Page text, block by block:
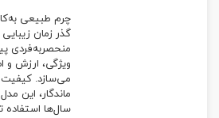
چرم طبیعی
گذر زمان
منحصربه‌فردی
ویژگی، ارزش و
می‌سازد. کیفیت
ماندگار، این
سال‌ها